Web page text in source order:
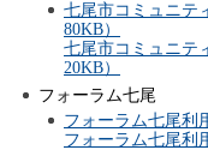
七尾市コミュニテ
80KB）
七尾市コミュニテ
20KB）
フォーラム七尾
フォーラム七尾利
フォーラム七尾利